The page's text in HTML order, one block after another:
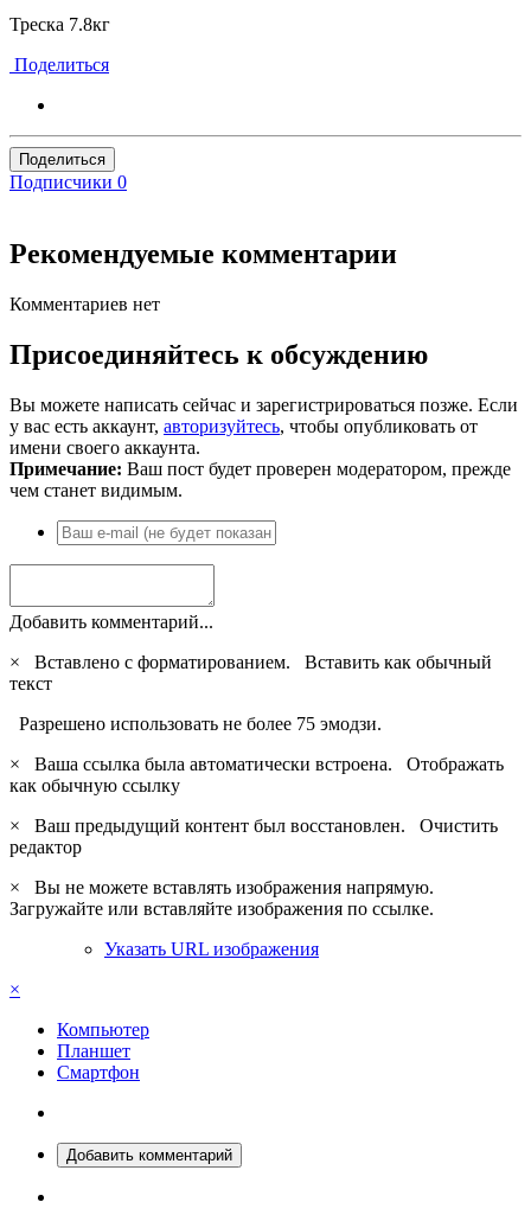
Треска 7.8кг
Поделиться
Поделиться
Подписчики 0
Рекомендуемые комментарии
Комментариев нет
Присоединяйтесь к обсуждению
Вы можете написать сейчас и зарегистрироваться позже. Если
у вас есть аккаунт, авторизуйтесь, чтобы опубликовать от
имени своего аккаунта.
Примечание: Ваш пост будет проверен модератором, прежде
чем станет видимым.
Добавить комментарий...
×
Вставлено с форматированием. Вставить как обычный
текст
Разрешено использовать не более 75 эмодзи.
×
Ваша ссылка была автоматически встроена. Отображать
как обычную ссылку
×
Ваш предыдущий контент был восстановлен. Очистить
редактор
×
Вы не можете вставлять изображения напрямую.
Загружайте или вставляйте изображения по ссылке.
Указать URL изображения
×
Компьютер
Планшет
Смартфон
Добавить комментарий